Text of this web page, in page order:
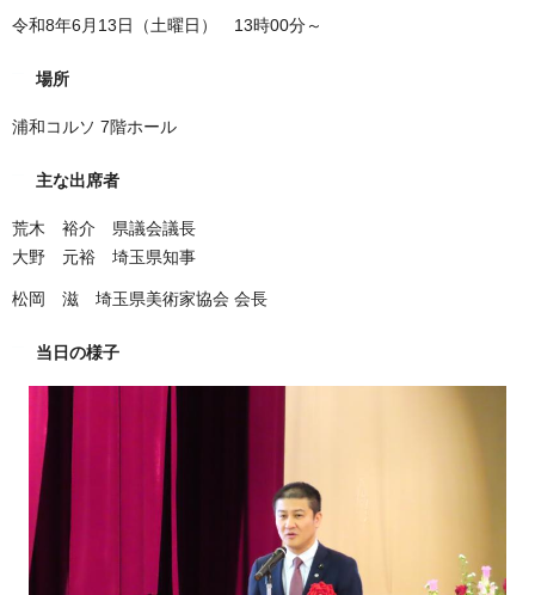
令和8年6月13日（土曜日） 13時00分～
場所
浦和コルソ 7階ホール
主な出席者
荒木 裕介 県議会議長
大野 元裕 埼玉県知事
松岡 滋 埼玉県美術家協会 会長
当日の様子